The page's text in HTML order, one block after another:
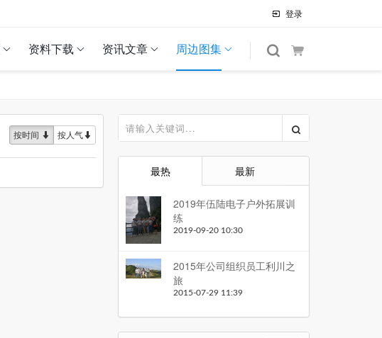
登录
资料下载 资讯文章 周边图集
按时间 按人气
最热 最新
2019年伍陆电子户外拓展训
练
2019-09-20 10:30
2015年公司组织员工利川之
旅
2015-07-29 11:39